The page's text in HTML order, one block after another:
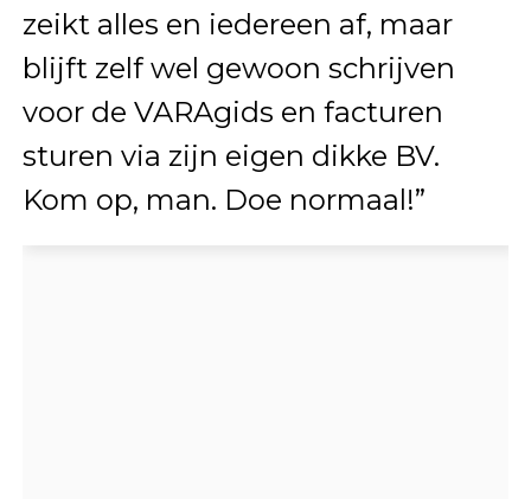
zeikt alles en iedereen af, maar
blijft zelf wel gewoon schrijven
voor de VARAgids en facturen
sturen via zijn eigen dikke BV.
Kom op, man. Doe normaal!”